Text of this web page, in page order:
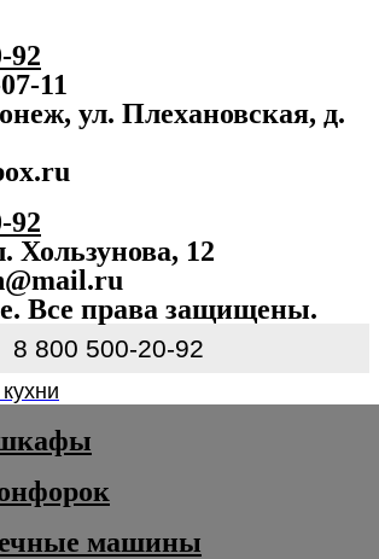
92
11
ул. Плехановская, д.
92
Хользунова, 12
Все права защищены.
8 800 500-20-92
машины